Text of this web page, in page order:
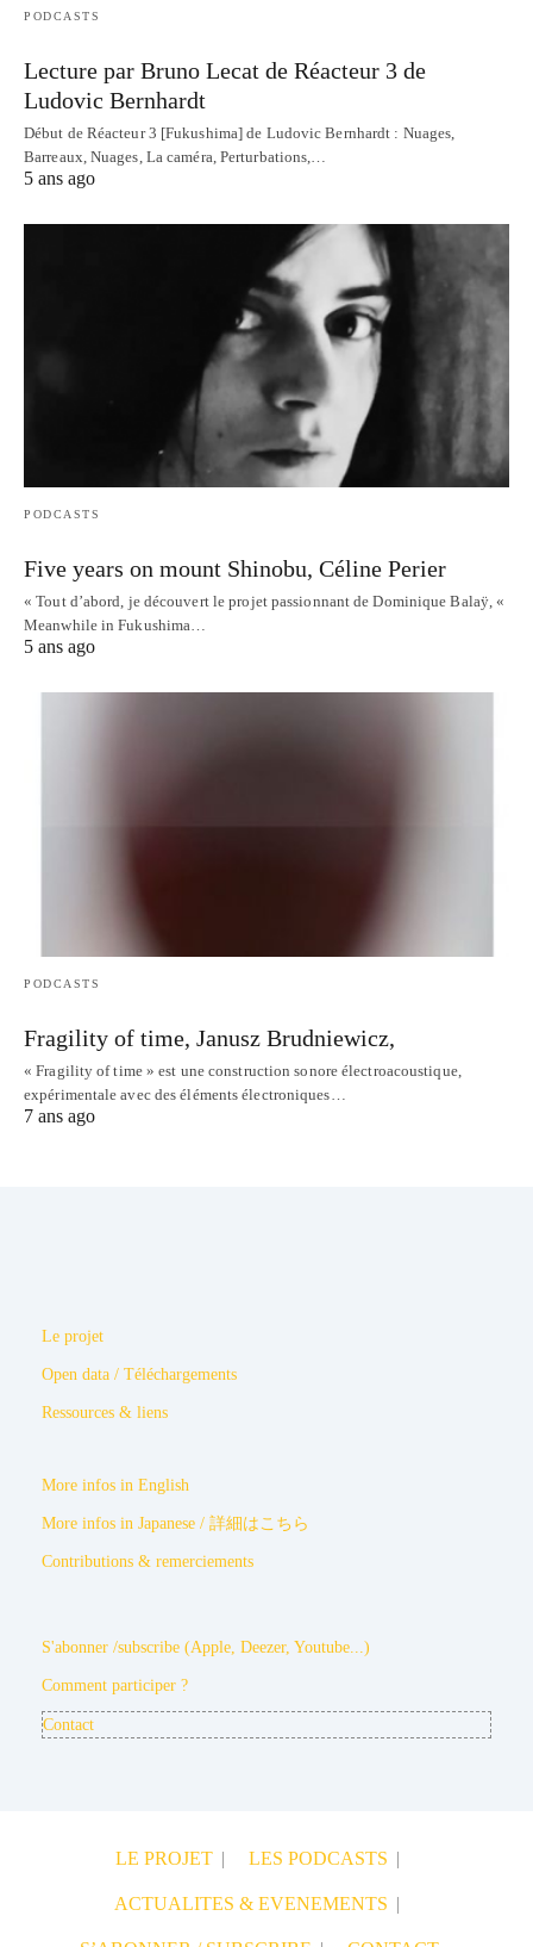
PODCASTS
Lecture par Bruno Lecat de Réacteur 3 de
Ludovic Bernhardt
Début de Réacteur 3 [Fukushima] de Ludovic Bernhardt : Nuages,
Barreaux, Nuages, La caméra, Perturbations,…
5 ans ago
PODCASTS
Five years on mount Shinobu, Céline Perier
« Tout d’abord, je découvert le projet passionnant de Dominique Balaÿ, «
Meanwhile in Fukushima…
5 ans ago
PODCASTS
Fragility of time, Janusz Brudniewicz,
« Fragility of time » est une construction sonore électroacoustique,
expérimentale avec des éléments électroniques…
7 ans ago
Le projet
Open data / Téléchargements
Ressources & liens
More infos in English
More infos in Japanese / 詳細はこちら
Contributions & remerciements
S'abonner /subscribe (Apple, Deezer, Youtube...)
Comment participer ?
Contact
LE PROJET LES PODCASTS
ACTUALITES & EVENEMENTS